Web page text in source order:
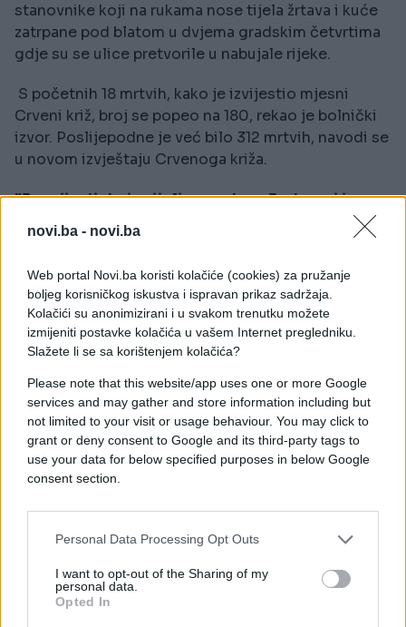
novi.ba - novi.ba
Web portal Novi.ba koristi kolačiće (cookies) za pružanje
boljeg korisničkog iskustva i ispravan prikaz sadržaja.
Kolačići su anonimizirani i u svakom trenutku možete
izmijeniti postavke kolačića u vašem Internet pregledniku.
Slažete li se sa korištenjem kolačića?
Please note that this website/app uses one or more Google
services and may gather and store information including but
not limited to your visit or usage behaviour. You may click to
grant or deny consent to Google and its third-party tags to
use your data for below specified purposes in below Google
consent section.
Personal Data Processing Opt Outs
I want to opt-out of the Sharing of my
personal data.
Opted In
stanovnike koji na rukama nose tijela žrtava i kuće
zatrpane pod blatom u dvjema gradskim četvrtima
gdje su se ulice pretvorile u nabujale rijeke.
S početnih 18 mrtvih, kako je izvijestio mjesni
Crveni križ, broj se popeo na 180, rekao je bolnički
izvor. Poslijepodne je već bilo 312 mrtvih, navodi se
u novom izvještaju Crvenoga križa.
"Jecaji odjekuju cijelim gradom. Jedna mi je
žena ispričala da je izgubila više od 11 članova
svoje porodice u ovoj katastrofi, dok mi je jedan
djece. Stotine ljudi ovdje neprekidno dolazi
tražeći svoje najmilije", ispričao je novinar BBC-a.
#Poplave #Sierra Leone
#bujica